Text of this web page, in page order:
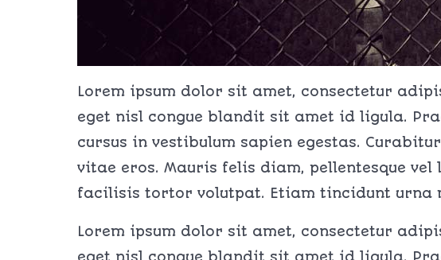
Lorem ipsum dolor sit amet, consectetur
eget nisl congue blandit sit amet id ligula.
cursus in vestibulum sapien egestas.
vitae eros. Mauris felis diam, pellentesque
facilisis tortor volutpat. Etiam tincidunt urna
Lorem ipsum dolor sit amet, consectetur
eget nisl congue blandit sit amet id ligula.